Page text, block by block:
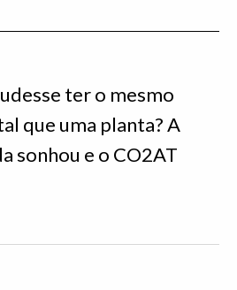
ter o mesmo
que uma planta? A
sonhou e o CO2AT